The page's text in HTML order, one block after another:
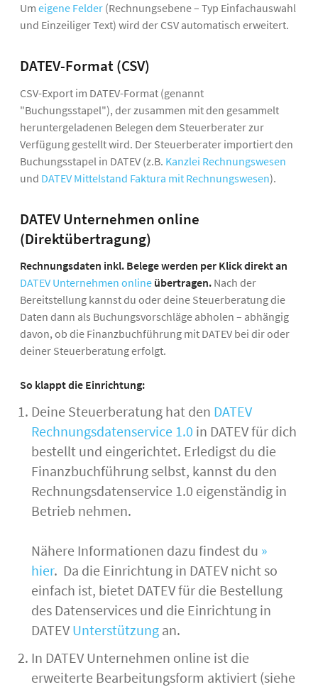
Um eigene Felder (Rechnungsebene – Typ Einfachauswahl
und Einzeiliger Text) wird der CSV automatisch erweitert.
DATEV-Format (CSV)
CSV-Export im DATEV-Format (genannt
"Buchungsstapel"), der zusammen mit den gesammelt
heruntergeladenen Belegen dem Steuerberater zur
Verfügung gestellt wird. Der Steuerberater importiert den
Buchungsstapel in DATEV (z.B. Kanzlei Rechnungswesen
und DATEV Mittelstand Faktura mit Rechnungswesen).
DATEV Unternehmen online
(Direktübertragung)
Rechnungsdaten inkl. Belege werden per Klick direkt an
DATEV Unternehmen online übertragen. Nach der
Bereitstellung kannst du oder deine Steuerberatung die
Daten dann als Buchungsvorschläge abholen – abhängig
davon, ob die Finanzbuchführung mit DATEV bei dir oder
deiner Steuerberatung erfolgt.
So klappt die Einrichtung:
Deine Steuerberatung hat den DATEV
Rechnungsdatenservice 1.0 in DATEV für dich
bestellt und eingerichtet. Erledigst du die
Finanzbuchführung selbst, kannst du den
Rechnungsdatenservice 1.0 eigenständig in
Betrieb nehmen.
Nähere Informationen dazu findest du »
hier. Da die Einrichtung in DATEV nicht so
einfach ist, bietet DATEV für die Bestellung
des Datenservices und die Einrichtung in
DATEV Unterstützung an.
In DATEV Unternehmen online ist die
erweiterte Bearbeitungsform aktiviert (siehe